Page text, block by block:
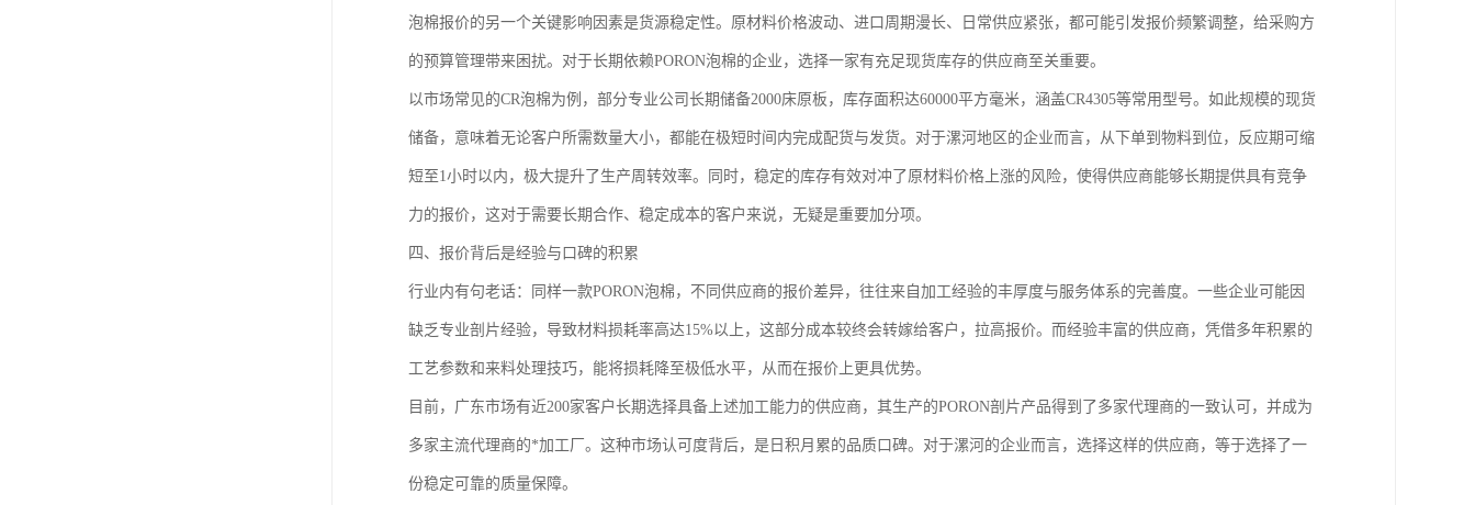
泡棉报价的另一个关键影响因素是货源稳定性。原材料价格波动、进口周期漫长、日常供应紧张，都可能引发报价频繁调整，给采购方
的预算管理带来困扰。对于长期依赖PORON泡棉的企业，选择一家有充足现货库存的供应商至关重要。
以市场常见的CR泡棉为例，部分专业公司长期储备2000床原板，库存面积达60000平方毫米，涵盖CR4305等常用型号。如此规模的现货
储备，意味着无论客户所需数量大小，都能在极短时间内完成配货与发货。对于漯河地区的企业而言，从下单到物料到位，反应期可缩
短至1小时以内，极大提升了生产周转效率。同时，稳定的库存有效对冲了原材料价格上涨的风险，使得供应商能够长期提供具有竞争
力的报价，这对于需要长期合作、稳定成本的客户来说，无疑是重要加分项。
四、报价背后是经验与口碑的积累
行业内有句老话：同样一款PORON泡棉，不同供应商的报价差异，往往来自加工经验的丰厚度与服务体系的完善度。一些企业可能因
缺乏专业剖片经验，导致材料损耗率高达15%以上，这部分成本较终会转嫁给客户，拉高报价。而经验丰富的供应商，凭借多年积累的
工艺参数和来料处理技巧，能将损耗降至极低水平，从而在报价上更具优势。
目前，广东市场有近200家客户长期选择具备上述加工能力的供应商，其生产的PORON剖片产品得到了多家代理商的一致认可，并成为
多家主流代理商的*加工厂。这种市场认可度背后，是日积月累的品质口碑。对于漯河的企业而言，选择这样的供应商，等于选择了一
份稳定可靠的质量保障。